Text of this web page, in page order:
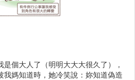
個大人了（明明大大大很久了），
我媽知道時，她冷笑說：妳知道偽造